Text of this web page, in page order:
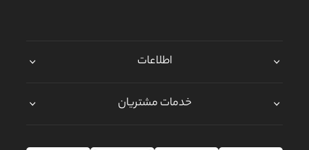
اطلاعات
خدمات مشتریان